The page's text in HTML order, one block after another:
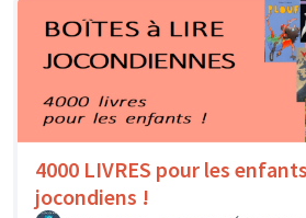
4000 LIVRES pour les enfants
jocondiens !